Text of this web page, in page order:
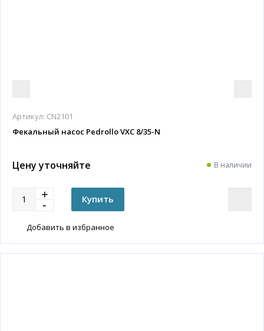
Артикул: CN2101
Фекальный насос Pedrollo VXC 8/35-N
Цену уточняйте В наличии
Добавить в избранное